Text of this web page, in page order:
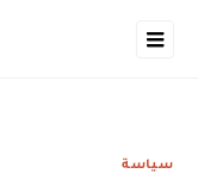
سياسة